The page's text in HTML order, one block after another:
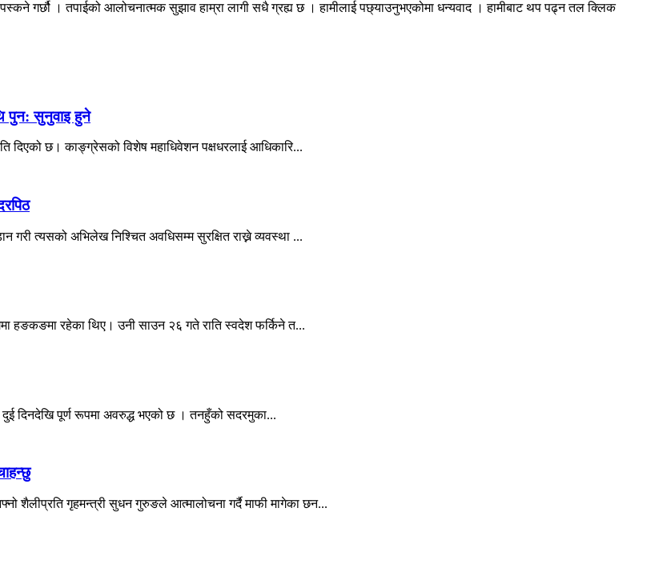
गर्छौ । तपाईको आलोचनात्मक सुझाव हाम्रा लागी सधै ग्रह्य छ । हामीलाई पछ्याउनुभएकोमा धन्यवाद । हामीबाट थप पढ्न तल क्लिक
पुन: सुनुवाइ हुने
दिएको छ। काङ्ग्रेसको विशेष महाधिवेशन पक्षधरलाई आधिकारि...
गरी त्यसको अभिलेख निश्चित अवधिसम्म सुरक्षित राख्ने व्यवस्था ...
हङकङमा रहेका थिए। उनी साउन २६ गते राति स्वदेश फर्किने त...
दुई दिनदेखि पूर्ण रूपमा अवरुद्ध भएको छ । तनहुँको सदरमुका...
शैलीप्रति गृहमन्त्री सुधन गुरुङले आत्मालोचना गर्दै माफी मागेका छन...